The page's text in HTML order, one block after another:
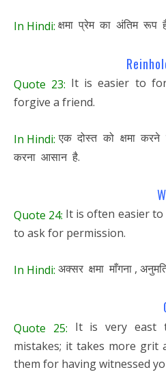
In Hindi: क्षमा प्रेम का अंतिम रूप
Quote 23: It is easier to
forgive a friend.
In Hindi: एक दोस्त को क्षमा करने
करना आसान है.
Quote 24: It is often easier
to ask for permission.
In Hindi: अक्सर क्षमा माँगना ,
Quote 25: It is very east
mistakes; it takes more grit
them for having witnessed